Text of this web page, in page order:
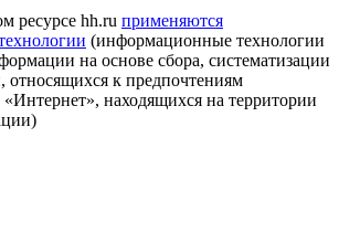
ресурсе hh.ru применяются
(информационные технологии
на основе сбора, систематизации
относящихся к предпочтениям
«Интернет», находящихся на территории